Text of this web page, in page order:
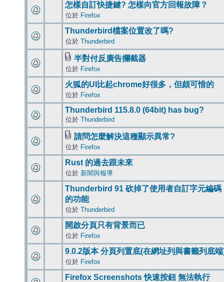
怎樣自訂快捷鍵? 怎樣向官方回報故障？
位於 Firefox
Thunderbird檔案位置改了嗎?
位於 Thunderbird
半對付反廣告攔截器
位於 Firefox
火狐的UI比起chrome好很多，但頗可惜的
位於 Firefox
Thunderbird 115.8.0 (64bit) has bug?
位於 Thunderbird
請問怎麼解決這種顯示異常?
位於 Firefox
Rust 的過去跟未來
位於 新聞與報導
Thunderbird 91 砍掉了使用者自訂字元編碼
的功能
位於 Thunderbird
開啟分頁只有背景而已
位於 Firefox
9.0.2版本 分頁列置底(在網址列與書籤列底
位於 Firefox
Firefox Screenshots 快速按鈕 無法執行